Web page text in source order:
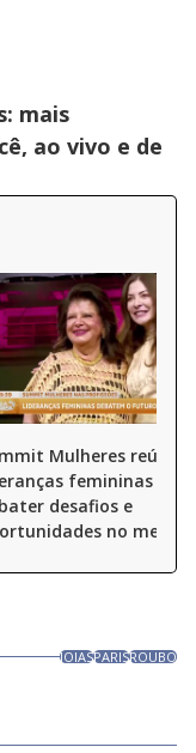
mais
ao vivo e de
Mulheres reúne
femininas para
desafios e
no
JOIASPARISROUBO